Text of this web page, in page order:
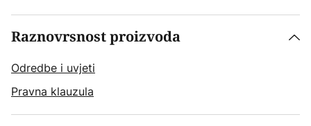
Raznovrsnost proizvoda
Odredbe i uvjeti
Pravna klauzula